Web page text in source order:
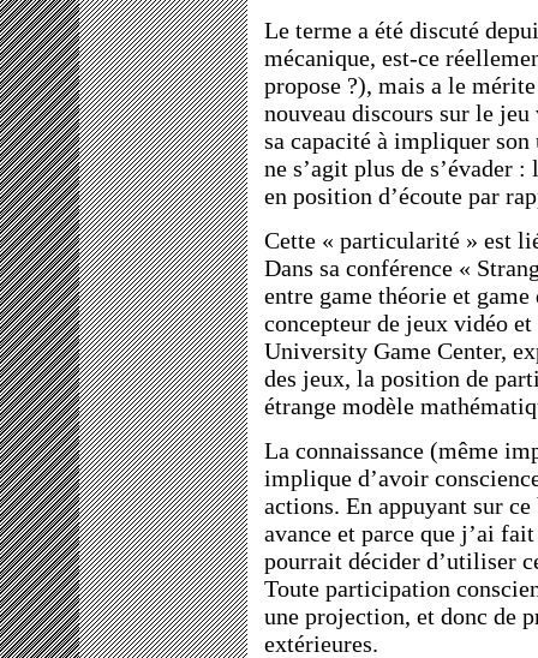
Le terme a été discuté
mécanique, est-ce
propose ?), mais a le
nouveau discours sur le
sa capacité à impliquer
ne s’agit plus de s’évader
en position d’écoute par
Cette « particularité » est
Dans sa conférence «
entre game théorie et
concepteur de jeux vidéo
University Game Center,
des jeux, la position de
étrange modèle
La connaissance (même
implique d’avoir
actions. En appuyant sur
avance et parce que j’ai
pourrait décider d’utiliser
Toute participation
une projection, et donc de
extérieures.